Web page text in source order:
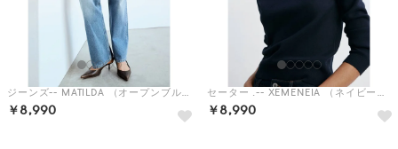
ジーンズ-- MATILDA （オープンブルー）
￥8,990
セーター .-- XEMENEIA （ネイビーブルー）
￥8,990